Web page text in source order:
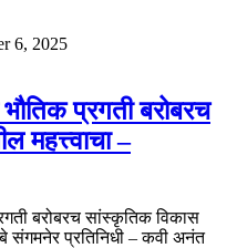
6, 2025
प्रगती बरोबरच
महत्त्वाचा –
बरोबरच सांस्कृतिक विकास
संगमनेर प्रतिनिधी – कवी अनंत